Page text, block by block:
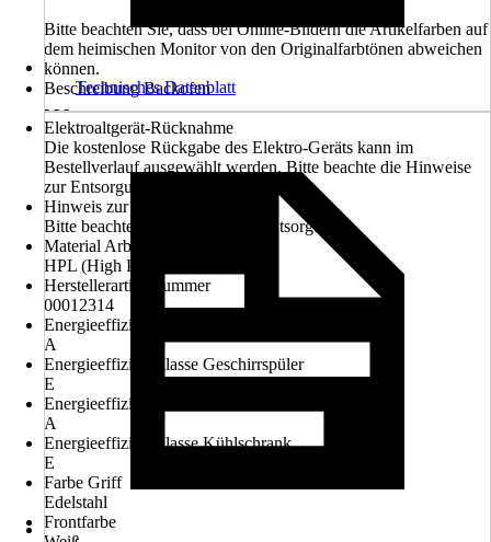
Bitte beachten Sie, dass bei Online-Bildern die Artikelfarben auf
dem heimischen Monitor von den Originalfarbtönen abweichen
können.
Beschreibung Backofen
- - -
Elektroaltgerät-Rücknahme
Die kostenlose Rückgabe des Elektro-Geräts kann im
Bestellverlauf ausgewählt werden. Bitte beachte die Hinweise
zur Entsorgung.
Hinweis zur Entsorgung
Bitte beachte die Hinweise zur Entsorgung
Material Arbeitsplatte
HPL (High Pressure Laminate)
Herstellerartikelnummer
00012314
Energieeffizienzklasse Dunstabzug
A
Energieeffizienzklasse Geschirrspüler
E
Energieeffizienzklasse Herd-Set
A
Energieeffizienzklasse Kühlschrank
E
Farbe Griff
Edelstahl
Frontfarbe
Technisches Datenblatt